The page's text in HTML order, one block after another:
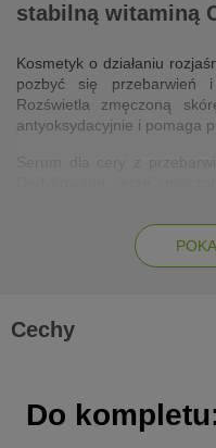
stabilną witaminą
Kosmetyk o działaniu
pozbyć się przebarwień i
Rozświetla zmęczoną
antyoksydacyjnie i pomaga
redukuje przebarwienia,
wyrównuje koloryt,
Cechy
Do